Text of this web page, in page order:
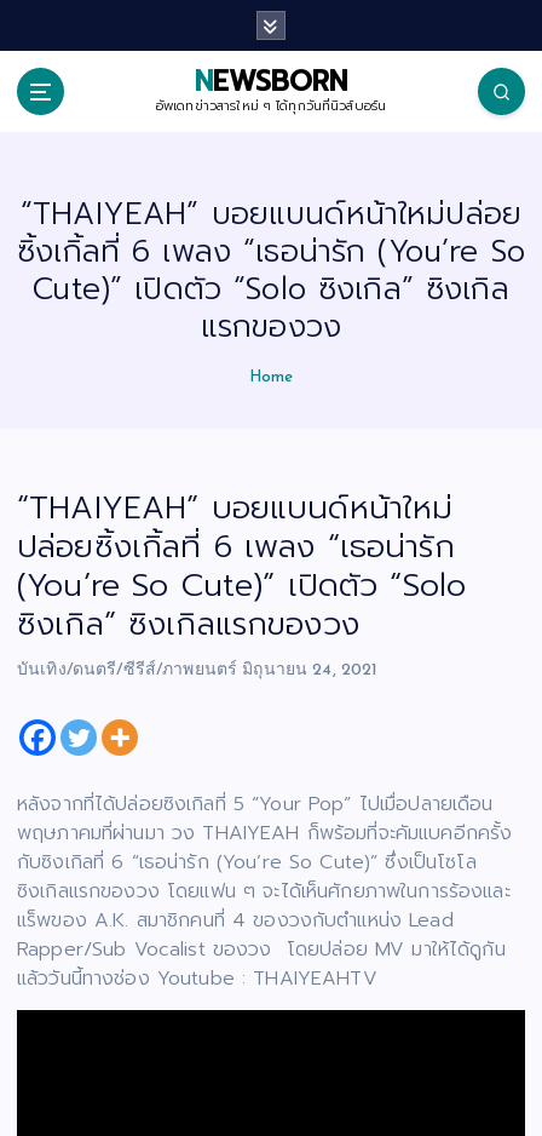
i
NEWSBORN
อัพเดทข่าวสารใหม่ ๆ ได้ทุกวันที่นิวส์บอร์น
“THAIYEAH” บอยแบนด์หน้าใหม่ปล่อย
ซิ้งเกิ้ลที่ 6 เพลง “เธอน่ารัก (You’re So
Cute)” เปิดตัว “Solo ซิงเกิล” ซิงเกิล
แรกของวง
Home
“THAIYEAH” บอยแบนด์หน้าใหม่
ปล่อยซิ้งเกิ้ลที่ 6 เพลง “เธอน่ารัก
(You’re So Cute)” เปิดตัว “Solo
ซิงเกิล” ซิงเกิลแรกของวง
บันเทิง/ดนตรี/ซีรีส์/ภาพยนตร์ มิถุนายน 24, 2021
หลังจากที่ได้ปล่อยซิงเกิลที่ 5 “Your Pop” ไปเมื่อปลายเดือน
พฤษภาคมที่ผ่านมา วง THAIYEAH ก็พร้อมที่จะคัมแบคอีกครั้ง
กับซิงเกิลที่ 6 “เธอน่ารัก (You’re So Cute)” ซึ่งเป็นโซโล
ซิงเกิลแรกของวง โดยแฟน ๆ จะได้เห็นศักยภาพในการร้องและ
แร็พของ A.K. สมาชิกคนที่ 4 ของวงกับตำแหน่ง Lead
Rapper/Sub Vocalist ของวง โดยปล่อย MV มาให้ได้ดูกัน
แล้ววันนี้ทางช่อง Youtube : THAIYEAHTV